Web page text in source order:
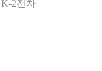
2전차